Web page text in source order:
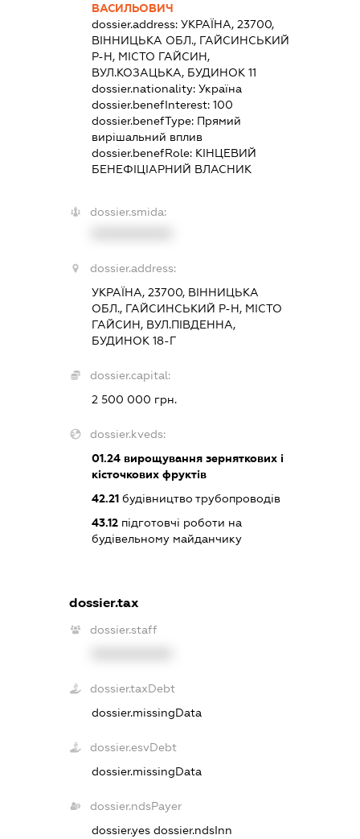
ВАСИЛЬОВИЧ
dossier.address: УКРАЇНА, 23700,
ВІННИЦЬКА ОБЛ., ГАЙСИНСЬКИЙ
Р-Н, МІСТО ГАЙСИН,
ВУЛ.КОЗАЦЬКА, БУДИНОК 11
dossier.nationality: Україна
dossier.benefInterest: 100
dossier.benefType: Прямий
вирішальний вплив
dossier.benefRole: КІНЦЕВИЙ
БЕНЕФІЦІАРНИЙ ВЛАСНИК
dossier.smida:
dossier.address:
УКРАЇНА, 23700, ВІННИЦЬКА
ОБЛ., ГАЙСИНСЬКИЙ Р-Н, МІСТО
ГАЙСИН, ВУЛ.ПІВДЕННА,
БУДИНОК 18-Г
dossier.capital:
2 500 000 грн.
dossier.kveds:
01.24вирощування зерняткових і
кісточкових фруктів
42.21будівництво трубопроводів
43.12підготовчі роботи на
будівельному майданчику
dossier.tax
dossier.staff
dossier.taxDebt
dossier.missingData
dossier.esvDebt
dossier.missingData
dossier.ndsPayer
dossier.yes dossier.ndsInn